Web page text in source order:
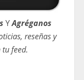
YAgréganos
reseñas y
feed.